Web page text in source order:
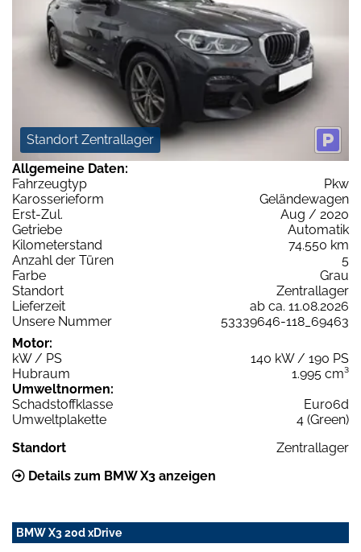
Standort Zentrallager
Allgemeine Daten:
Fahrzeugtyp
Pkw
Karosserieform
Geländewagen
Erst-Zul.
Aug / 2020
Getriebe
Automatik
Kilometerstand
74.550 km
Anzahl der Türen
5
Farbe
Grau
Standort
Zentrallager
Lieferzeit
ab ca. 11.08.2026
Unsere Nummer
53339646-118_69463
Motor:
kW / PS
140 kW / 190 PS
Hubraum
1.995 cm³
Umweltnormen:
Schadstoffklasse
Euro6d
Umweltplakette
4 (Green)
Standort
Zentrallager
Details zum BMW X3 anzeigen
BMW X3 20d xDrive